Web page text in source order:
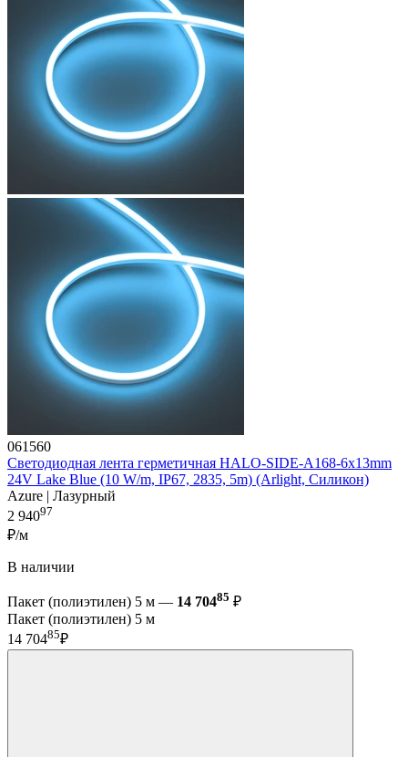
061560
Светодиодная лента герметичная HALO-SIDE-A168-6x13mm
24V Lake Blue (10 W/m, IP67, 2835, 5m) (Arlight, Силикон)
Azure | Лазурный
2 94097
₽/м
В наличии
Пакет (полиэтилен) 5 м — 14 70485 ₽
Пакет (полиэтилен) 5 м
14 70485₽